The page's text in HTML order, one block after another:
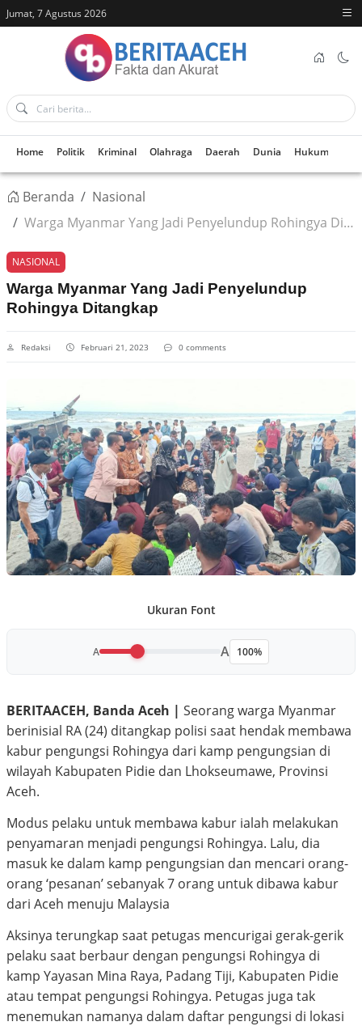
Jumat, 7 Agustus 2026
Home Politik Kriminal Olahraga Daerah Dunia Hukum
Beranda
Nasional
Warga Myanmar Yang Jadi Penyelundup Rohingya Ditangkap
NASIONAL
Warga Myanmar Yang Jadi Penyelundup
Rohingya Ditangkap
Redaksi Februari 21, 2023 0 comments
Ukuran Font
A A 100%
BERITAACEH, Banda Aceh | Seorang warga Myanmar
berinisial RA (24) ditangkap polisi saat hendak membawa
kabur pengungsi Rohingya dari kamp pengungsian di
wilayah Kabupaten Pidie dan Lhokseumawe, Provinsi
Aceh.
Modus pelaku untuk membawa kabur ialah melakukan
penyamaran menjadi pengungsi Rohingya. Lalu, dia
masuk ke dalam kamp pengungsian dan mencari orang-
orang ‘pesanan’ sebanyak 7 orang untuk dibawa kabur
dari Aceh menuju Malaysia
Aksinya terungkap saat petugas mencurigai gerak-gerik
pelaku saat berbaur dengan pengungsi Rohingya di
kamp Yayasan Mina Raya, Padang Tiji, Kabupaten Pidie
atau tempat pengungsi Rohingya. Petugas juga tak
menemukan namanya dalam daftar pengungsi di lokasi